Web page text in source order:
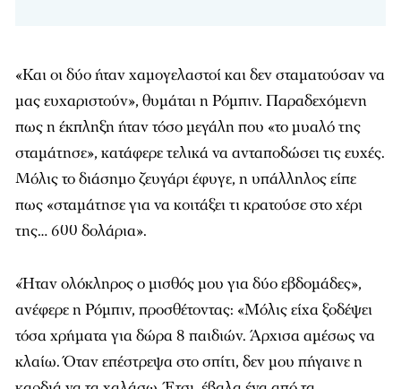
«Και οι δύο ήταν χαμογελαστοί και δεν σταματούσαν να
μας ευχαριστούν», θυμάται η Ρόμπιν. Παραδεχόμενη
πως η έκπληξη ήταν τόσο μεγάλη που «το μυαλό της
σταμάτησε», κατάφερε τελικά να ανταποδώσει τις ευχές.
Μόλις το διάσημο ζευγάρι έφυγε, η υπάλληλος είπε
πως «σταμάτησε για να κοιτάξει τι κρατούσε στο χέρι
της… 600 δολάρια».
«Ήταν ολόκληρος ο μισθός μου για δύο εβδομάδες»,
ανέφερε η Ρόμπιν, προσθέτοντας: «Mόλις είχα ξοδέψει
τόσα χρήματα για δώρα 8 παιδιών. Άρχισα αμέσως να
κλαίω. Όταν επέστρεψα στο σπίτι, δεν μου πήγαινε η